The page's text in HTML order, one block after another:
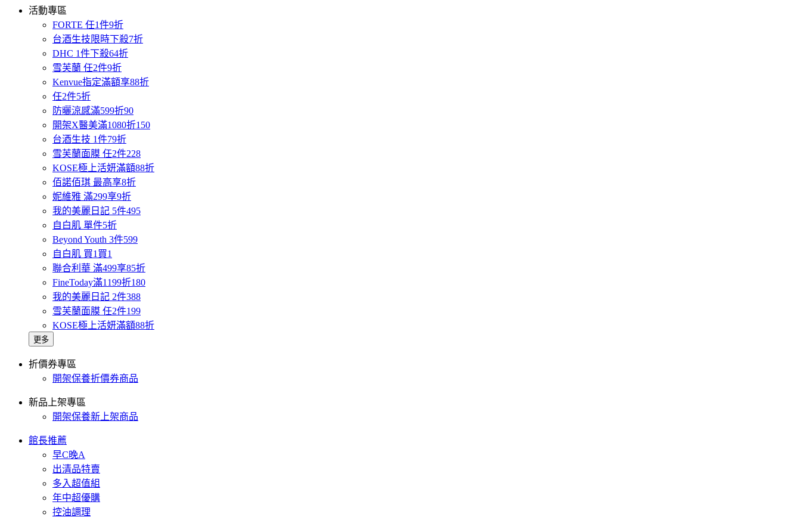
活動專區
FORTE 任1件9折
台酒生技限時下殺7折
DHC 1件下殺64折
雪芙蘭 任2件9折
Kenvue指定滿額享88折
任2件5折
防曬涼感滿599折90
開架X醫美滿1080折150
台酒生技 1件79折
雪芙蘭面膜 任2件228
KOSE極上活妍滿額88折
佰諾佰琪 最高享8折
妮維雅 滿299享9折
我的美麗日記 5件495
自白肌 單件5折
Beyond Youth 3件599
自白肌 買1買1
聯合利華 滿499享85折
FineToday滿1199折180
我的美麗日記 2件388
雪芙蘭面膜 任2件199
KOSE極上活妍滿額88折
更多
折價券專區
開架保養折價券商品
新品上架專區
開架保養新上架商品
館長推薦
早C晚A
出清品特賣
多入超值組
年中超優購
控油調理